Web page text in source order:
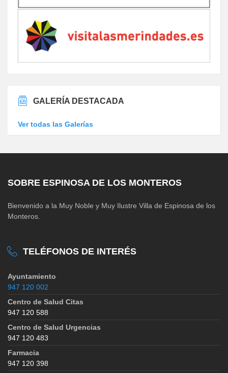
GALERÍA DESTACADA
Ver todas las Galerías
SOBRE ESPINOSA DE LOS MONTEROS
Bienvenido a la Muy Noble y Muy Ilustre Villa de Espinosa de los
Monteros.
TELÉFONOS DE INTERÉS
Ayuntamiento
947 120 002
Centro de Salud Citas
947 120 588
Centro de Salud Urgencias
947 120 483
Farmacia
947 120 398